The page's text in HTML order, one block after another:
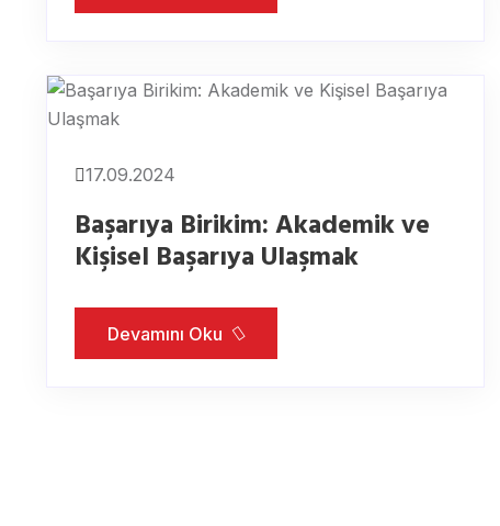
17.09.2024
Başarıya Birikim: Akademik ve
Kişisel Başarıya Ulaşmak
Devamını Oku